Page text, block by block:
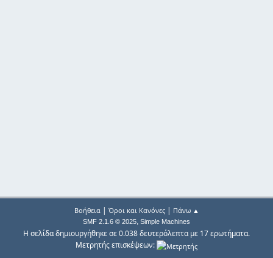
Βοήθεια| Όροι και Κανόνες| Πάνω ▲
SMF 2.1.6 © 2025, Simple Machines
Η σελίδα δημιουργήθηκε σε 0.038 δευτερόλεπτα με 17 ερωτήματα.
Μετρητής επισκέψεων: